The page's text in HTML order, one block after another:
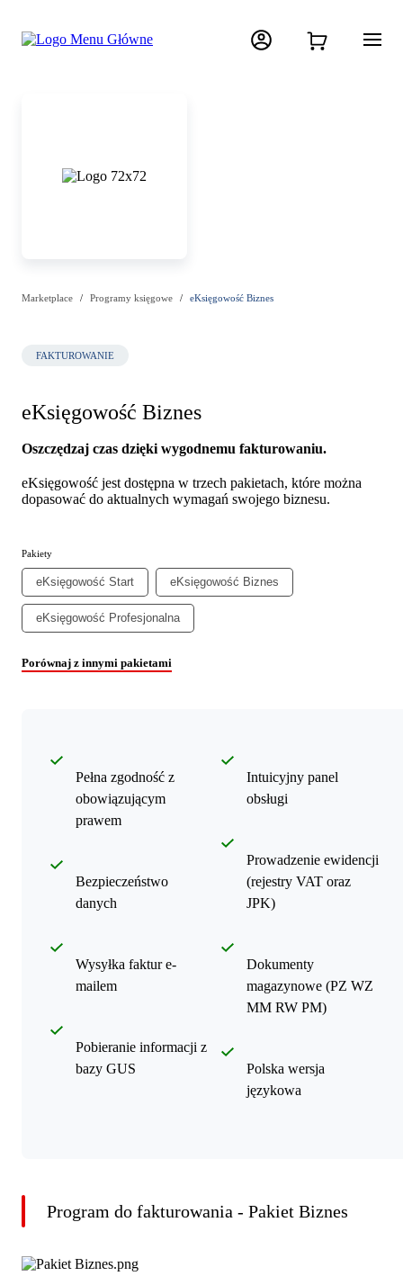
Marketplace Programy księgowe eKsięgowość Biznes
FAKTUROWANIE
eKsięgowość Biznes
Oszczędzaj czas dzięki wygodnemu fakturowaniu.
eKsięgowość jest dostępna w trzech pakietach, które można
dopasować do aktualnych wymagań swojego biznesu.
Pakiety
eKsięgowość Start eKsięgowość Biznes
eKsięgowość Profesjonalna
Porównaj z innymi pakietami
Pełna zgodność z
obowiązującym
prawem
Bezpieczeństwo
danych
Wysyłka faktur e-
mailem
Pobieranie informacji z
bazy GUS
Intuicyjny panel
obsługi
Prowadzenie ewidencji
(rejestry VAT oraz
JPK)
Dokumenty
magazynowe (PZ WZ
MM RW PM)
Polska wersja
językowa
Program do fakturowania - Pakiet Biznes